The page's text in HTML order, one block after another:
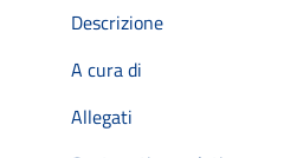
Descrizione
A cura di
Allegati